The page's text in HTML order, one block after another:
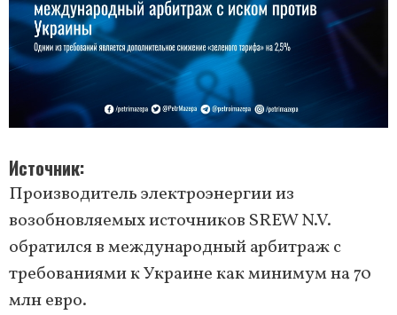
Источник
Производитель электроэнергии из
возобновляемых источников SREW N.V.
обратился в международный арбитраж с
требованиями к Украине как минимум на 70
млн евро.